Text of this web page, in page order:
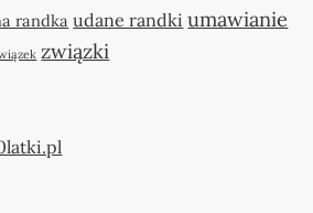
randka udane randki umawianie
związki